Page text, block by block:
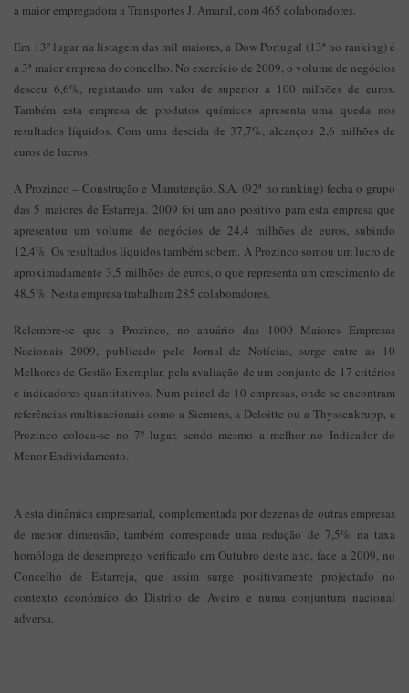
a maior empregadora a Transportes J. Amaral, com 465 colaboradores.
Em 13º lugar na listagem das mil maiores, a Dow Portugal (13ª no ranking) é
a 3ª maior empresa do concelho. No exercício de 2009, o volume de negócios
desceu 6,6%, registando um valor de superior a 100 milhões de euros.
Também esta empresa de produtos químicos apresenta uma queda nos
resultados líquidos. Com uma descida de 37,7%, alcançou 2,6 milhões de
euros de lucros.
A Prozinco – Construção e Manutenção, S.A. (92ª no ranking) fecha o grupo
das 5 maiores de Estarreja. 2009 foi um ano positivo para esta empresa que
apresentou um volume de negócios de 24,4 milhões de euros, subindo
12,4%. Os resultados líquidos também sobem. A Prozinco somou um lucro de
aproximadamente 3,5 milhões de euros, o que representa um crescimento de
48,5%. Nesta empresa trabalham 285 colaboradores.
Relembre-se que a Prozinco, no anuário das 1000 Maiores Empresas
Nacionais 2009, publicado pelo Jornal de Notícias, surge entre as 10
Melhores de Gestão Exemplar, pela avaliação de um conjunto de 17 critérios
e indicadores quantitativos. Num painel de 10 empresas, onde se encontram
referências multinacionais como a Siemens, a Deloitte ou a Thyssenkrupp, a
Prozinco coloca-se no 7º lugar, sendo mesmo a melhor no Indicador do
Menor Endividamento.
A esta dinâmica empresarial, complementada por dezenas de outras empresas
de menor dimensão, também corresponde uma redução de 7,5% na taxa
homóloga de desemprego verificado em Outubro deste ano, face a 2009, no
Concelho de Estarreja, que assim surge positivamente projectado no
contexto económico do Distrito de Aveiro e numa conjuntura nacional
adversa.